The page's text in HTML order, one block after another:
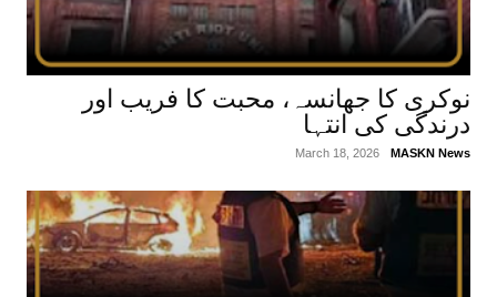
نوکری کا جھانسہ، محبت کا فریب اور
درندگی کی انتہا
MASKN News
March 18, 2026